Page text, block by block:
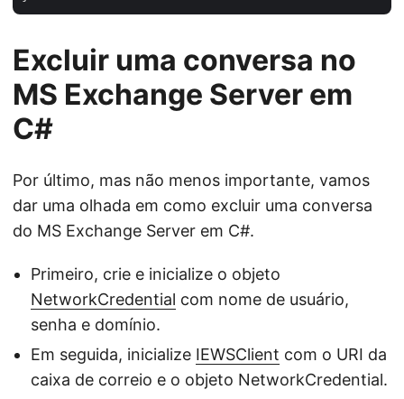
Excluir uma conversa no
MS Exchange Server em
C#
Por último, mas não menos importante, vamos
dar uma olhada em como excluir uma conversa
do MS Exchange Server em C#.
Primeiro, crie e inicialize o objeto
NetworkCredential com nome de usuário,
senha e domínio.
Em seguida, inicialize IEWSClient com o URI da
caixa de correio e o objeto NetworkCredential.